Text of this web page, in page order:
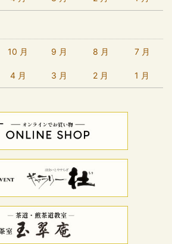
10 月 9 月 8 月 7 月
4 月 3 月 2 月 1 月